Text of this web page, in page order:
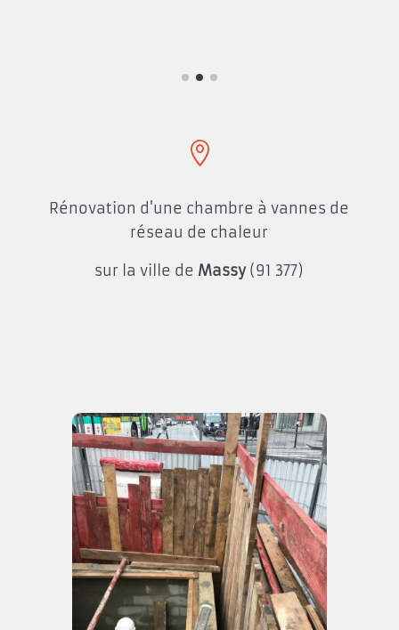

Rénovation d'une chambre à vannes de
réseau de chaleur
sur la ville de Massy(91 377)